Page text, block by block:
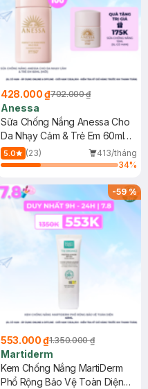
428.000 ₫702.000 ₫
Anessa
Sữa Chống Nắng Anessa Cho
Da Nhạy Cảm & Trẻ Em 60ml
(Mới)
5.0 (23)
413/tháng
34%
-59%
553.000 ₫1.350.000 ₫
Martiderm
Kem Chống Nắng MartiDerm
Phổ Rộng Bảo Vệ Toàn Diện